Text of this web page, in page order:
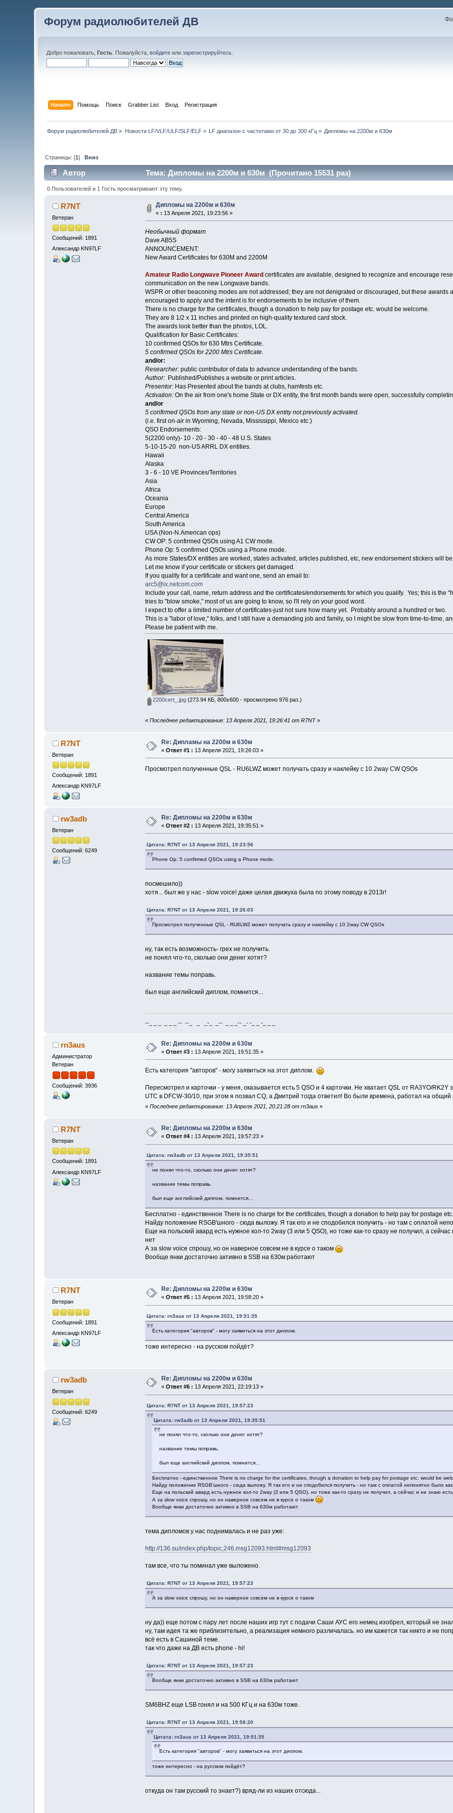
Форум радиолюбителей ДВ
Добро пожаловать,Гость . Пожалуйста,войдите илизарегистрируйтесь
Начало Помощь Поиск Grabber List Вход Регистрация
Форум радиолюбителей ДВ » Новости LF/VLF/ULF/SLF/ELF» LF диапазон с частотами от 30 до 300 кГц » Дипломы на 2200м и 630м
Страницы: [1]Вниз
Автор Тема: Дипломы на 2200м и 630м (Прочитано 15531 раз)
0 Пользователей и 1 Гость просматривают эту тему.
R7NT
Ветеран
Сообщений: 1891
Александр KN97LF
Дипломы на 2200м и 630м
« : 13 Апреля 2021, 19:23:56 »
Необычный формат
Dave AB5S
ANNOUNCEMENT:
New Award Certificates for 630M and 2200M
Amateur Radio Longwave Pioneer Awardcertificates are available, designed to recognize and encourage
communication on the new Longwave bands.
WSPR or other beaconing modes are not addressed; they are not denigrated or discouraged, but these
encouraged to apply and the intent is for endorsements to be inclusive of them.
There is no charge for the certificates, though a donation to help pay for postage etc. would be welcome.
They are 8 1/2 x 11 inches and printed on high-quality textured card stock.
The awards look better than the photos, LOL.
Qualification for Basic Certificates:
10 confirmed QSOs for 630 Mtrs Certificate.
5 confirmed QSOs for 2200 Mtrs Certificate.
and/or:
Researcher:public contributor of data to advance understanding of the bands.
Author:Published/Publishes a website or print articles.
Presentor:Has Presented about the bands at clubs, hamfests etc.
Activation:On the air from one's home State or DX entity, the first month bands were open, successfully
and/or
5 confirmed QSOs from any state or non-US DX entity not previously activated.
(i.e. first on-air in Wyoming, Nevada, Mississippi, Mexico etc.)
QSO Endorsements:
5(2200 only)- 10 - 20 - 30 - 40 - 48 U.S. States
5-10-15-20 non-US ARRL DX entities.
Hawaii
Alaska
3 - 6 - 10 VE Provinces/Territories
Asia
Africa
Oceania
Europe
Central America
South America
USA (Non-N.American ops)
CW OP: 5 confirmed QSOs using A1 CW mode.
Phone Op: 5 confirmed QSOs using a Phone mode.
As more States/DX entities are worked, states activated, articles published, etc, new endorsement stickers will
Let me know if your certificate or stickers get damaged.
If you qualify for a certificate and want one, send an email to:
arc5@ix.netcom.com
Include your call, name, return address and the сertificates/endorsements for which you qualify. Yes; this is the
tries to "blow smoke," most of us are going to know, so I'll rely on your good word.
I expect to offer a limited number of certificates-just not sure how many yet. Probably around a hundred or two.
This is a "labor of love," folks, and I still have a demanding job and family, so I might be slow from time-to-time,
Please be patient with me.
2200cert_.jpg (273.94 КБ, 800x600 - просмотрено 976 раз.)
« Последнее редактирование: 13 Апреля 2021, 19:26:41 от R7NT»
R7NT
Ветеран
Сообщений: 1891
Александр KN97LF
Re: Дипламы на 2200м и 630м
«Ответ #1 : 13 Апреля 2021, 19:26:03 »
Просмотрел полученные QSL - RU6LWZ может получать сразу и наклейку с 10 2way CW QSOs
rw3adb
Ветеран
Сообщений: 6249
Re: Дипломы на 2200м и 630м
«Ответ #2 : 13 Апреля 2021, 19:35:51 »
Цитата: R7NT от 13 Апреля 2021, 19:23:56
Phone Op: 5 confirmed QSOs using a Phone mode.
посмешило))
хотя... был же у нас - slow voice! даже целая движуха была по этому поводу в 2013г!
Цитата: R7NT от 13 Апреля 2021, 19:26:03
Просмотрел полученные QSL - RU6LWZ может получать сразу и наклейку с 10 2way CW QSOs
ну, так есть возможность- грех не получить.
не понял что-то, сколько они денег хотят?
название темы поправь.
был еще английский диплом, помнится...
--_ _ _ _ _ _ -- --_ _ _-_ _-- _ _ _-- _- -_ _ -_ _ _
rn3aus
Администратор
Ветеран
Сообщений: 3936
Re: Дипломы на 2200м и 630м
«Ответ #3 : 13 Апреля 2021, 19:51:35 »
Есть категория "авторов" - могу заявиться на этот диплом.
Пересмотрел и карточки - у меня, оказывается есть 5 QSO и 4 карточки. Не хватает QSL от RA3YO/
UTC в DFCW-30/10, при этом я позвал CQ, а Дмитрий тогда ответил! Во были времена, работал на общий
« Последнее редактирование: 13 Апреля 2021, 20:21:28 от rn3aus»
R7NT
Ветеран
Сообщений: 1891
Александр KN97LF
Re: Дипломы на 2200м и 630м
«Ответ #4 : 13 Апреля 2021, 19:57:23 »
Цитата: rw3adb от 13 Апреля 2021, 19:35:51
не понял что-то, сколько они денег хотят?
название темы поправь.
был еще английский диплом, помнится...
Бесплатно - единственное There is no charge for the certificates, though a donation to help pay for postage
Найду положение RSGB'шного - сюда выложу. Я так его и не сподобился получить - но там с оплатой
Еще на польский авард есть нужное кол-то 2way (3 или 5 QSO), но тоже как-то сразу не получил, а
нет
А за slow voice спрошу, но он наверное совсем не в курсе о таком
Вообще янки достаточно активно в SSB на 630м работают
R7NT
Ветеран
Сообщений: 1891
Александр KN97LF
Re: Дипломы на 2200м и 630м
«Ответ #5 : 13 Апреля 2021, 19:58:20 »
Цитата: rn3aus от 13 Апреля 2021, 19:51:35
Есть категория "авторов" - могу заявиться на этот диплом.
тоже интересно - на русском пойдёт?
rw3adb
Ветеран
Сообщений: 6249
Re: Дипломы на 2200м и 630м
«Ответ #6 : 13 Апреля 2021, 22:19:13 »
Цитата: R7NT от 13 Апреля 2021, 19:57:23
Цитата: rw3adb от 13 Апреля 2021, 19:35:51
не понял что-то, сколько они денег хотят?
название темы поправь.
был еще английский диплом, помнится...
Бесплатно - единственное There is no charge for the certificates, though a donation to help pay for postage etc. would be
Найду положение RSGB'шного - сюда выложу. Я так его и не сподобился получить - но там с оплатой непонятно было
Еще на польский авард есть нужное кол-то 2way (3 или 5 QSO), но тоже как-то сразу не получил, а сейчас и не знаю
А за slow voice спрошу, но он наверное совсем не в курсе о таком
Вообще янки достаточно активно в SSB на 630м работают
тема дипломов у нас поднималась и не раз уже:
http://136.su/index.php/topic,246.msg12093.html#msg12093
там все, что ты поминал уже выложено.
Цитата: R7NT от 13 Апреля 2021, 19:57:23
А за slow voice спрошу, но он наверное совсем не в курсе о таком
ну да)) еще потом с пару лет после наших игр тут с подачи Саши АУС его немец изобрел, который не
ну, там идея та же приблизительно, а реализация немного различалась. но им кажется так никто и не
всё есть в Сашиной теме.
так что даже на ДВ есть phone - hi!
Цитата: R7NT от 13 Апреля 2021, 19:57:23
Вообще янки достаточно активно в SSB на 630м работают
SM6BHZ еще LSB гонял и на 500 КГц и на 630м тоже.
Цитата: R7NT от 13 Апреля 2021, 19:58:20
Цитата: rn3aus от 13 Апреля 2021, 19:51:35
Есть категория "авторов" - могу заявиться на этот диплом.
тоже интересно - на русском пойдёт?
откуда он там русский то знает?) вряд-ли из нашиx отсюда...